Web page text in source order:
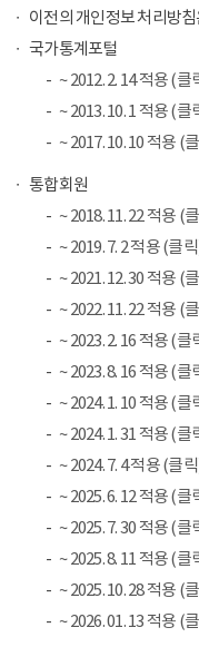
이전의 개인정보 처리방
국가통계포털
~ 2012. 2. 14 적용 (클
~ 2013. 10. 1 적용 (클
~ 2017. 10. 10 적용 (
통합회원
~ 2018. 11. 22 적용 (
~ 2019. 7. 2 적용 (클
~ 2021. 12. 30 적용 (
~ 2022. 11. 22 적용 (
~ 2023. 2. 16 적용 (클
~ 2023. 8. 16 적용 (클
~ 2024. 1. 10 적용 (클
~ 2024. 1. 31 적용 (클
~ 2024. 7. 4 적용 (클
~ 2025. 6. 12 적용 (클
~ 2025. 7. 30 적용 (클
~ 2025. 8. 11 적용 (클
~ 2025. 10. 28 적용 (
~ 2026. 01. 13 적용 (